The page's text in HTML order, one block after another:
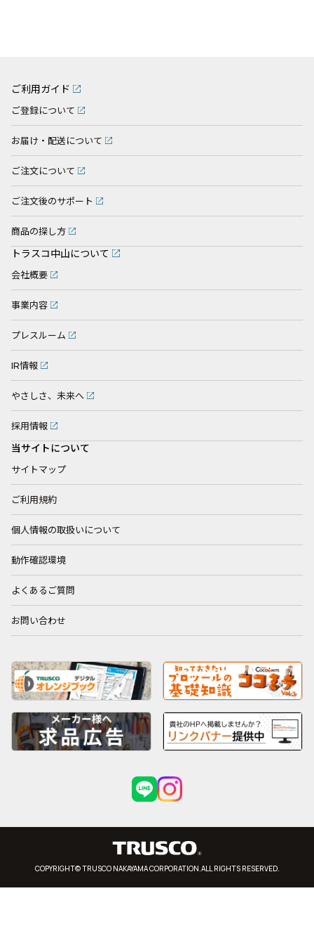
ご利用ガイド
ご登録について
お届け・配送について
ご注文について
ご注文後のサポート
商品の探し方
トラスコ中山について
会社概要
事業内容
プレスルーム
IR情報
やさしさ、未来へ
採用情報
当サイトについて
サイトマップ
ご利用規約
個人情報の取扱いについて
動作確認環境
よくあるご質問
お問い合わせ
COPYRIGHT© TRUSCO NAKAYAMA CORPORATION.ALL RIGHTS RESERVED.